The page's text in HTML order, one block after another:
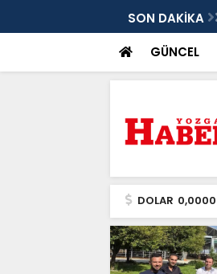
SON DAKİKA
GÜNCEL
DOLAR 0,0000